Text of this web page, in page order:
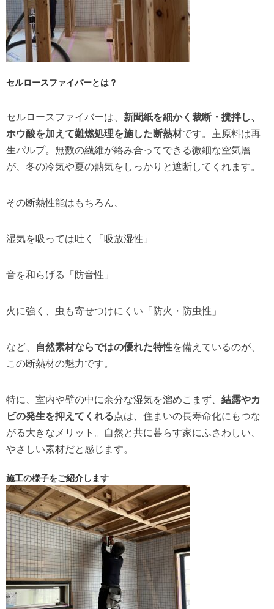
セルロースファイバーとは？
セルロースファイバーは、 新聞紙を細かく裁断・攪拌し、
ホウ酸を加えて難燃処理を施した断熱材です。主原料は再
生パルプ。無数の繊維が絡み合ってできる微細な空気層
が、冬の冷気や夏の熱気をしっかりと遮断してくれます。
その断熱性能はもちろん、
湿気を吸っては吐く「吸放湿性」
音を和らげる「防音性」
火に強く、虫も寄せつけにくい「防火・防虫性」
など、 自然素材ならではの優れた特性を備えているのが、
この断熱材の魅力です。
特に、室内や壁の中に余分な湿気を溜めこまず、 結露やカ
ビの発生を抑えてくれる点は、住まいの長寿命化にもつな
がる大きなメリット。自然と共に暮らす家にふさわしい、
やさしい素材だと感じます。
施工の様子をご紹介します